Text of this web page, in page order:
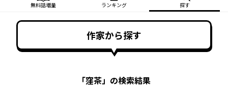
無料話増量 ランキング 探す
作家から探す
「窪茶」の検索結果